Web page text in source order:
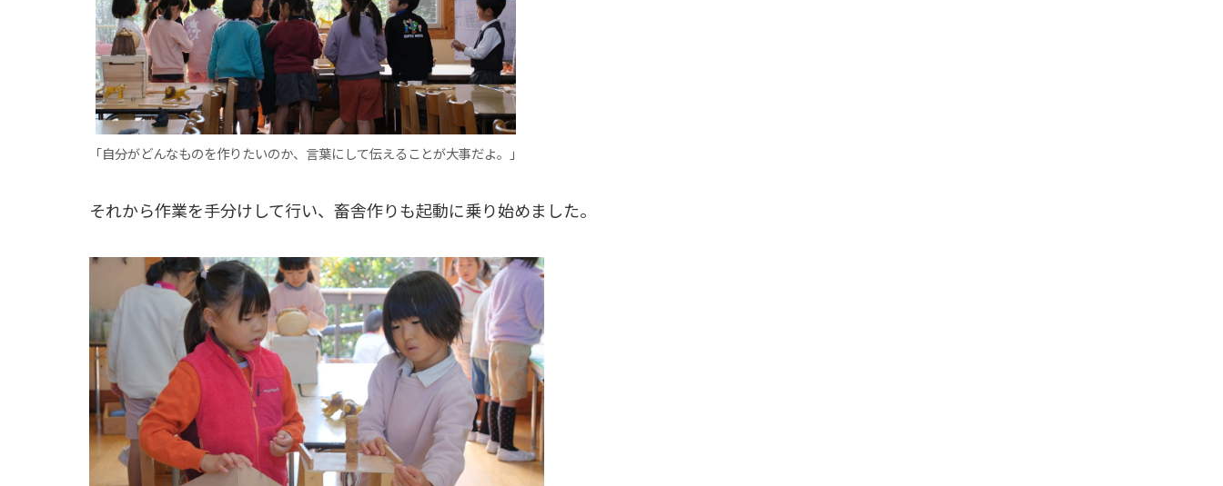
「自分がどんなものを作りたいのか、言葉にして伝えることが大事だよ。」
それから作業を手分けして行い、畜舎作りも起動に乗り始めました。